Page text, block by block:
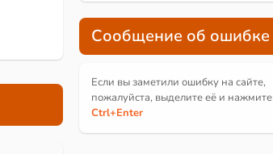
Сообщение об ошибке
Если вы заметили ошибку на сайте,
пожалуйста, выделите её и нажмите
Ctrl+Enter